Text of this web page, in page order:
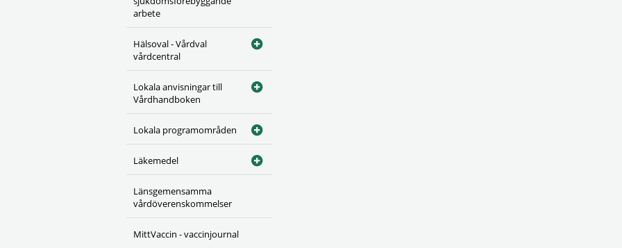
arbete
Hälsoval - Vårdval
vårdcentral
Lokala anvisningar till
Vårdhandboken
Lokala programområden
Läkemedel
Länsgemensamma
vårdöverenskommelser
MittVaccin - vaccinjournal